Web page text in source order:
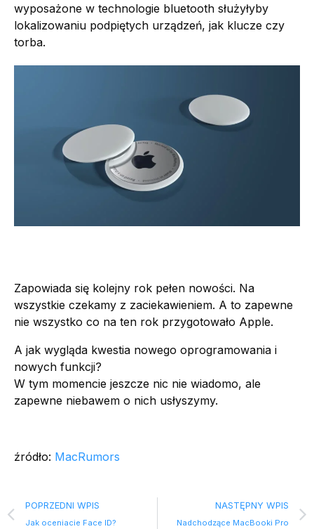
wyposażone w technologie bluetooth służyłyby
lokalizowaniu podpiętych urządzeń, jak klucze czy
torba.
Zapowiada się kolejny rok pełen nowości. Na
wszystkie czekamy z zaciekawieniem. A to zapewne
nie wszystko co na ten rok przygotowało Apple.
A jak wygląda kwestia nowego oprogramowania i
nowych funkcji?
W tym momencie jeszcze nic nie wiadomo, ale
zapewne niebawem o nich usłyszymy.
źródło: MacRumors
POPRZEDNI WPIS
Jak oceniacie Face ID?
NASTĘPNY WPIS
Nadchodzące MacBooki Pro